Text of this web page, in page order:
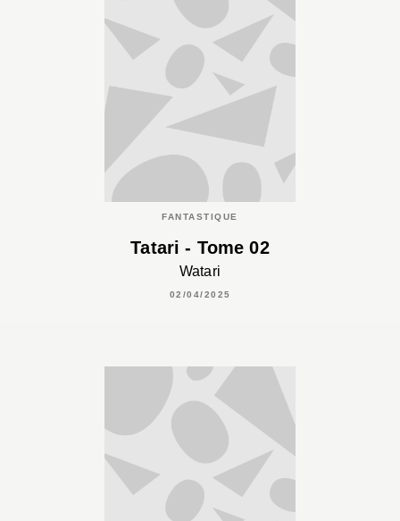
FANTASTIQUE
Tatari - Tome 02
Watari
02/04/2025